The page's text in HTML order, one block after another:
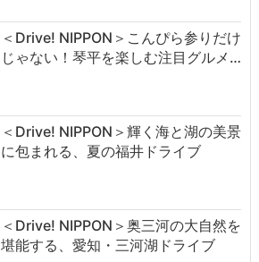
＜Drive! NIPPON＞こんぴら参りだけ
じゃない！琴平を楽しむ注目グルメ…
＜Drive! NIPPON＞輝く海と湖の美景
に包まれる、夏の福井ドライブ
＜Drive! NIPPON＞奥三河の大自然を
堪能する、愛知・三河湖ドライブ